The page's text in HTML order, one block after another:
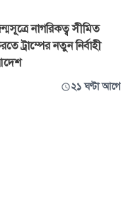
নাগরিকত্ব সীমিত
ট্রাম্পের নতুন নির্বাহী
২১ ঘণ্টা আগে